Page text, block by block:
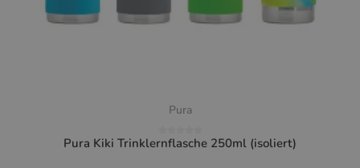
Pura
Pura Kiki Trinklernflasche 250ml (isoliert)